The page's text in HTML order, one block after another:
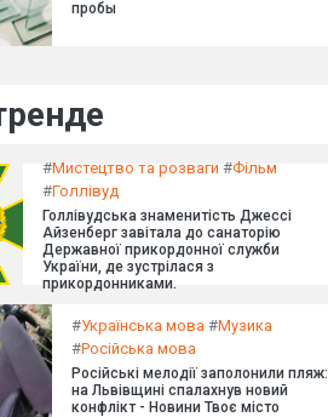
пробы
#Мистецтво та розваги #Фільм
#Голлівуд
Голлівудська знаменитість Джессі
Айзенберг завітала до санаторію
Державної прикордонної служби
України, де зустрілася з
прикордонниками.
#Українська мова #Музика
#Російська мова
Російські мелодії заполонили пляж:
на Львівщині спалахнув новий
конфлікт - Новини Твоє місто